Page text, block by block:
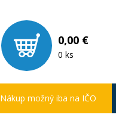
0,00 €
0 ks
Nákup možný iba na IČO